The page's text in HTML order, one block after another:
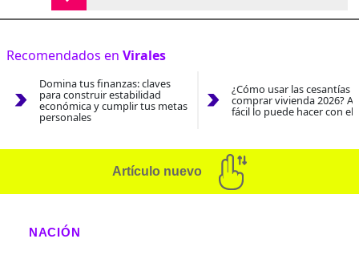
Recomendados en Virales
Domina tus finanzas: claves
para construir estabilidad
económica y cumplir tus metas
personales
¿Cómo usar las cesantías
comprar vivienda 2026?
fácil lo puede hacer con el
Artículo nuevo
NACIÓN